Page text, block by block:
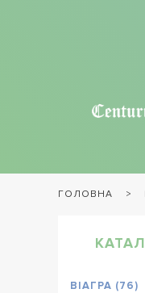
ГОЛОВНА
ВІАГРА (76)